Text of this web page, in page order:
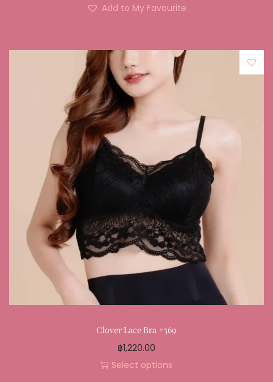
Add to My Favourite
Clover Lace Bra #569
฿1,220.00
Select options